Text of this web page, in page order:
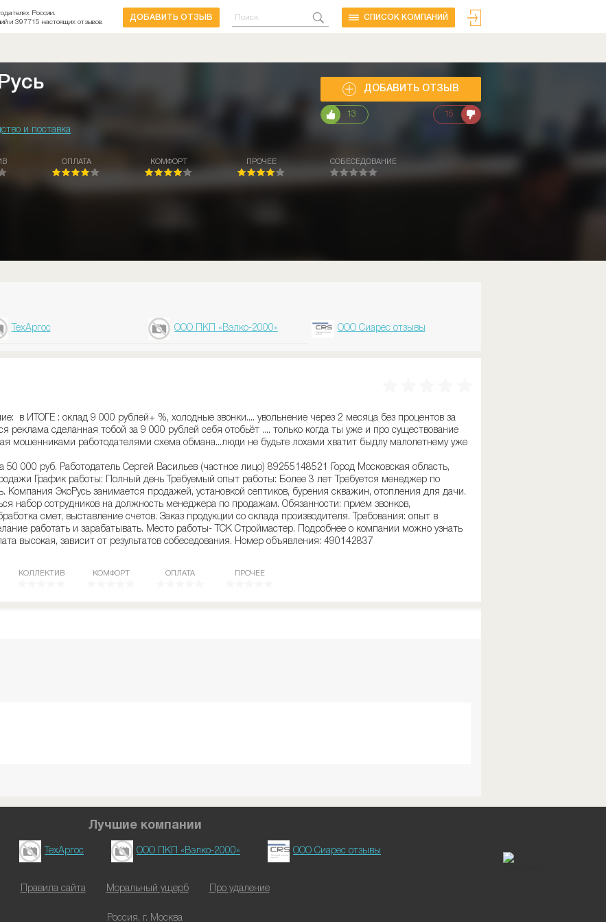
России.
и 397715 настоящих отзывов
ДОБАВИТЬ ОТЗЫВ CПИСОК КОМПАНИЙ
и поставка
ДОБАВИТЬ ОТЗЫВ
13 15
ОПЛАТА КОМФОРТ ПРОЧЕЕ СОБЕСЕДОВАНИЕ
ТехАргос ООО ПКП «Вэлко-2000» ООО Сиарес отзывы
в ИТОГЕ : оклад 9 000 рублей+ %, холодные звонки.... увольнение через 2 месяца без процентов за
реклама сделанная тобой за 9 000 рублей себя отобьёт .... только когда ты уже и про существование
мошенниками работодателями схема обмана...люди не будьте лохами хватит быдлу малолетнему уже
50 000 руб. Работодатель Сергей Васильев (частное лицо) 89255148521 Город Московская область,
График работы: Полный день Требуемый опыт работы: Более 3 лет Требуется менеджер по
Компания ЭкоРусь занимается продажей, установкой септиков, бурения скважин, отопления для дачи.
набор сотрудников на должность менеджера по продажам. Обязанности: прием звонков,
смет, выставление счетов. Заказ продукции со склада производителя. Требования: опыт в
работать и зарабатывать. Место работы- ТСК Строймастер. Подробнее о компании можно узнать
высокая, зависит от результатов собеседования. Номер объявления: 490142837
КОЛЛЕКТИВ КОМФОРТ ОПЛАТА ПРОЧЕЕ
Лучшие компании
ТехАргос ООО ПКП «Вэлко-2000» ООО Сиарес отзывы
Правила сайта Моральный ущерб Про удаление
Россия, г. Москва